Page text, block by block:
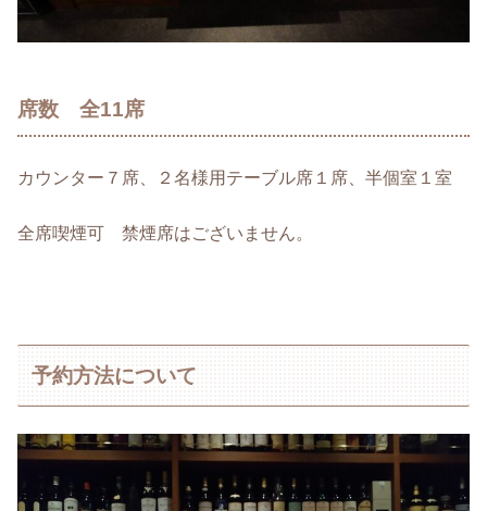
席数 全11席
カウンター７席、２名様用テーブル席１席、半個室１室
全席喫煙可 禁煙席はございません。
予約方法について